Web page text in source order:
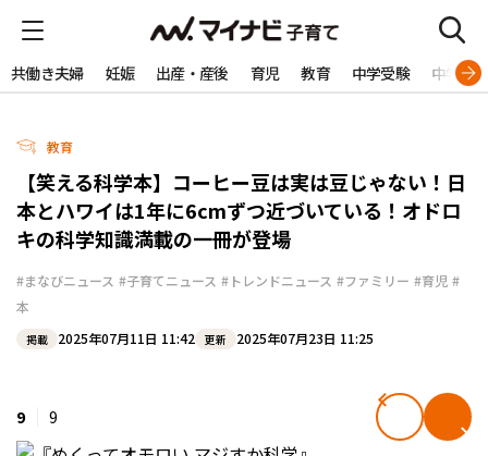
共働き夫婦 妊娠 出産・産後 育児 教育 中学受験 中学生
教育
【笑える科学本】コーヒー豆は実は豆じゃない！日
本とハワイは1年に6cmずつ近づいている！オドロ
キの科学知識満載の一冊が登場
#まなびニュース #子育てニュース #トレンドニュース #ファミリー #育児 #
本
掲載 2025年07月11日 11:42 更新 2025年07月23日 11:25
9 9